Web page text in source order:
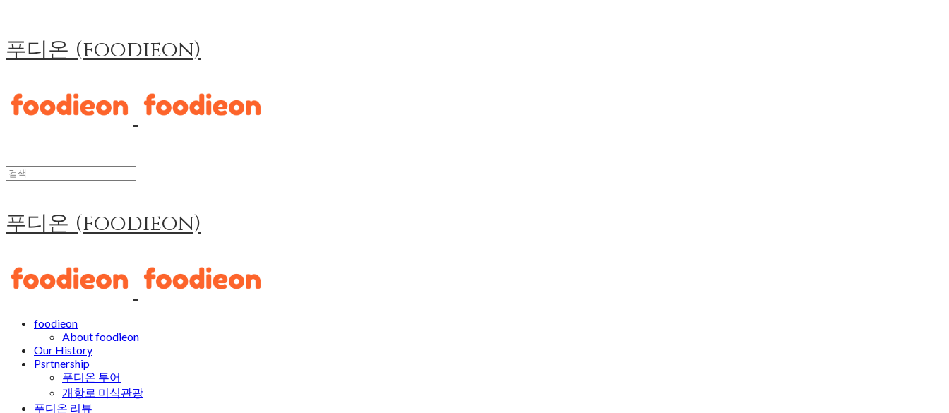
푸디온 (foodieon)
푸디온 (foodieon)
foodieon
About foodieon
Our History
Psrtnership
푸디온 투어
개항로 미식관광
푸디온 리뷰